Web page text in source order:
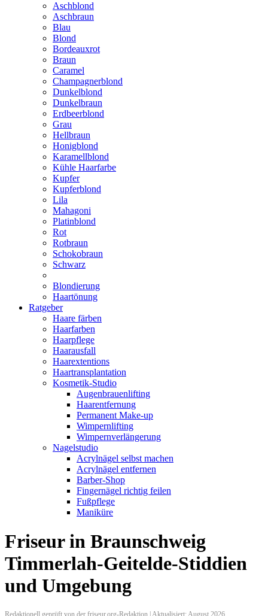
Aschblond
Aschbraun
Blau
Blond
Bordeauxrot
Braun
Caramel
Champagnerblond
Dunkelblond
Dunkelbraun
Erdbeerblond
Grau
Hellbraun
Honigblond
Karamellblond
Kühle Haarfarbe
Kupfer
Kupferblond
Lila
Mahagoni
Platinblond
Rot
Rotbraun
Schokobraun
Schwarz
Blondierung
Haartönung
Ratgeber
Haare färben
Haarfarben
Haarpflege
Haarausfall
Haarextentions
Haartransplantation
Kosmetik-Studio
Augenbrauenlifting
Haarentfernung
Permanent Make-up
Wimpernlifting
Wimpernverlängerung
Nagelstudio
Acrylnägel selbst machen
Acrylnägel entfernen
Barber-Shop
Fingernägel richtig feilen
Fußpflege
Maniküre
Friseur in Braunschweig
Timmerlah-Geitelde-Stiddien
und Umgebung
Redaktionell geprüft von der friseur.org-Redaktion | Aktualisiert: August 2026